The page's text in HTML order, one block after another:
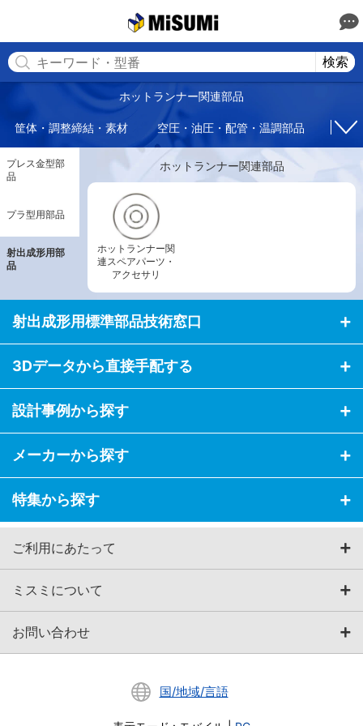
検索
ホットランナー関連部品
筐体・調整締結・素材 空圧・油圧・配管・温調部品 回転
プレス金型部
品
プラ型用部品
射出成形用部
品
ホットランナー関連部品
ホットランナー関
連スペアパーツ・
アクセサリ
射出成形用標準部品技術窓口
3Dデータから直接手配する
設計事例から探す
メーカーから探す
特集から探す
ご利用にあたって
ミスミについて
お問い合わせ
国/地域/言語